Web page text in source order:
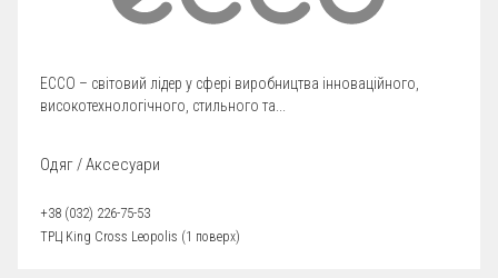
ECCO – світовий лідер у сфері виробництва інноваційного,
високотехнологічного, стильного та...
Одяг / Аксесуари
+38 (032) 226-75-53
ТРЦ King Cross Leopolis (1 поверх)